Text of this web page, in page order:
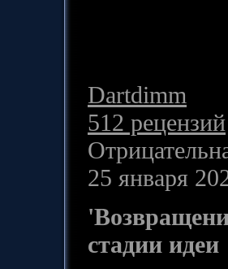
Dartdimm
512 рецензий
25 января
стадии идеи